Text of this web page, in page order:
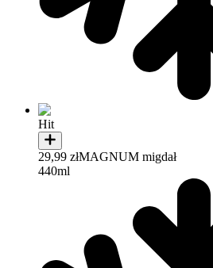
Hit
29,99 złMAGNUM migdał
440ml